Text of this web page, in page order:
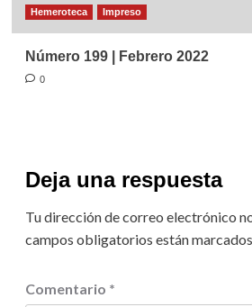
Hemeroteca Impreso
Número 199 | Febrero 2022
0
Deja una respuesta
Tu dirección de correo electrónico
campos obligatorios están
Comentario *